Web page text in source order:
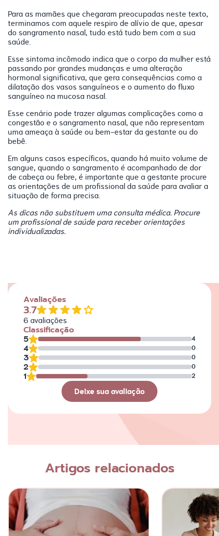
Para as mamães que chegaram preocupadas neste texto,
terminamos com aquele respiro de alívio de que, apesar
do sangramento nasal, tudo está tudo bem com a sua
saúde.
Esse sintoma incômodo indica que o corpo da mulher está
passando por grandes mudanças e uma alteração
hormonal significativa, que gera consequências como a
dilatação dos vasos sanguíneos e o aumento do fluxo
sanguíneo na mucosa nasal.
Esse cenário pode trazer algumas complicações como a
congestão e o sangramento nasal, que não representam
uma ameaça à saúde ou bem-estar da gestante ou do
bebê.
Em alguns casos específicos, quando há muito volume de
sangue, quando o sangramento é acompanhado de dor
de cabeça ou febre, é importante que a gestante procure
as orientações de um profissional da saúde para avaliar a
situação de forma precisa.
As dicas não substituem uma consulta médica. Procure
um profissional de saúde para receber orientações
individualizadas.
Avaliações
3.7
6avaliações
Classificação
5 4
4 0
3 0
2 0
1 2
Deixe sua avaliação
Avaliação
Escreva a sua opinião
Artigos relacionados